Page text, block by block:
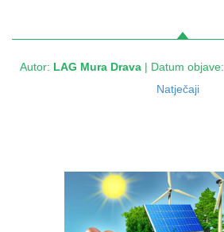
Autor: LAG Mura Drava| Datum objave:
Natječaji